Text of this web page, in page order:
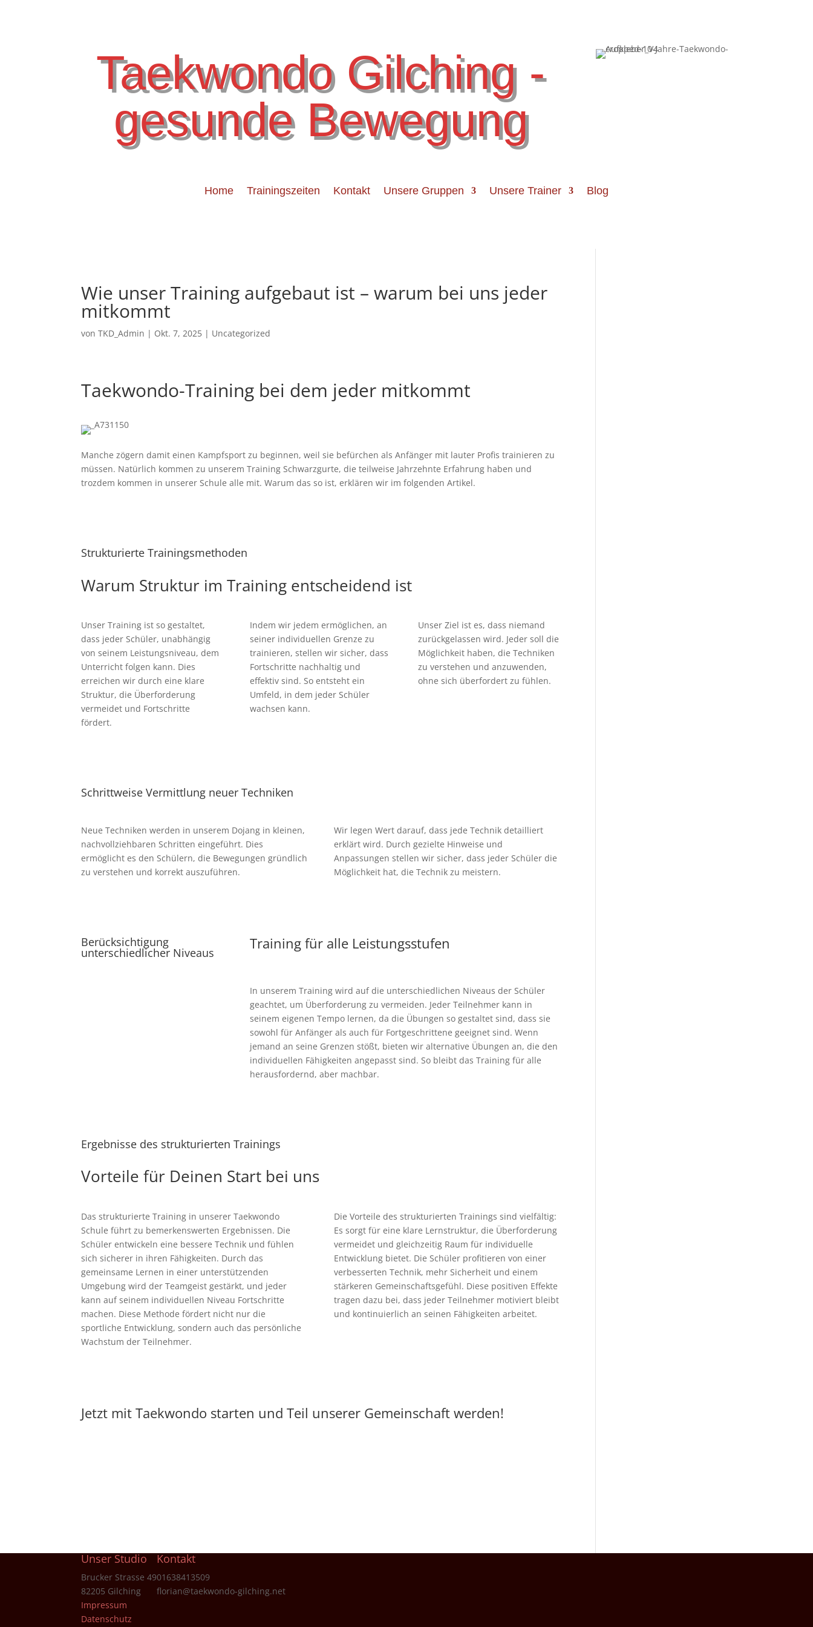
Taekwondo Gilching -
gesunde Bewegung
Home Trainingszeiten Kontakt Unsere Gruppen Unsere Trainer Blog
Wie unser Training aufgebaut ist – warum bei uns jeder
mitkommt
vonTKD_Admin | Okt. 7, 2025 | Uncategorized
Taekwondo-Training bei dem jeder mitkommt
Manche zögern damit einen Kampfsport zu beginnen, weil sie befürchen als Anfänger mit lauter Profis trainieren zu
müssen. Natürlich kommen zu unserem Training Schwarzgurte, die teilweise Jahrzehnte Erfahrung haben und
trozdem kommen in unserer Schule alle mit. Warum das so ist, erklären wir im folgenden Artikel.
Strukturierte Trainingsmethoden
Warum Struktur im Training entscheidend ist
Unser Training ist so gestaltet,
dass jeder Schüler, unabhängig
von seinem Leistungsniveau, dem
Unterricht folgen kann. Dies
erreichen wir durch eine klare
Struktur, die Überforderung
vermeidet und Fortschritte
fördert.
Indem wir jedem ermöglichen, an
seiner individuellen Grenze zu
trainieren, stellen wir sicher, dass
Fortschritte nachhaltig und
effektiv sind. So entsteht ein
Umfeld, in dem jeder Schüler
wachsen kann.
Unser Ziel ist es, dass niemand
zurückgelassen wird. Jeder soll die
Möglichkeit haben, die Techniken
zu verstehen und anzuwenden,
ohne sich überfordert zu fühlen.
Schrittweise Vermittlung neuer Techniken
Neue Techniken werden in unserem Dojang in kleinen,
nachvollziehbaren Schritten eingeführt. Dies
ermöglicht es den Schülern, die Bewegungen gründlich
zu verstehen und korrekt auszuführen.
Wir legen Wert darauf, dass jede Technik detailliert
erklärt wird. Durch gezielte Hinweise und
Anpassungen stellen wir sicher, dass jeder Schüler die
Möglichkeit hat, die Technik zu meistern.
Berücksichtigung
unterschiedlicher Niveaus
Training für alle Leistungsstufen
In unserem Training wird auf die unterschiedlichen Niveaus der Schüler
geachtet, um Überforderung zu vermeiden. Jeder Teilnehmer kann in
seinem eigenen Tempo lernen, da die Übungen so gestaltet sind, dass sie
sowohl für Anfänger als auch für Fortgeschrittene geeignet sind. Wenn
jemand an seine Grenzen stößt, bieten wir alternative Übungen an, die den
individuellen Fähigkeiten angepasst sind. So bleibt das Training für alle
herausfordernd, aber machbar.
Ergebnisse des strukturierten Trainings
Vorteile für Deinen Start bei uns
Das strukturierte Training in unserer Taekwondo
Schule führt zu bemerkenswerten Ergebnissen. Die
Schüler entwickeln eine bessere Technik und fühlen
sich sicherer in ihren Fähigkeiten. Durch das
gemeinsame Lernen in einer unterstützenden
Umgebung wird der Teamgeist gestärkt, und jeder
kann auf seinem individuellen Niveau Fortschritte
machen. Diese Methode fördert nicht nur die
sportliche Entwicklung, sondern auch das persönliche
Wachstum der Teilnehmer.
Die Vorteile des strukturierten Trainings sind vielfältig:
Es sorgt für eine klare Lernstruktur, die Überforderung
vermeidet und gleichzeitig Raum für individuelle
Entwicklung bietet. Die Schüler profitieren von einer
verbesserten Technik, mehr Sicherheit und einem
stärkeren Gemeinschaftsgefühl. Diese positiven Effekte
tragen dazu bei, dass jeder Teilnehmer motiviert bleibt
und kontinuierlich an seinen Fähigkeiten arbeitet.
Jetzt mit Taekwondo starten und Teil unserer Gemeinschaft werden!
Unser Studio
Brucker Strasse 49
82205 Gilching
Kontakt
01638413509
florian@taekwondo-gilching.net
Impressum
Datenschutz